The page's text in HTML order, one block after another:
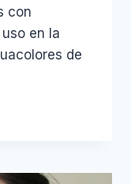
con
en la
de